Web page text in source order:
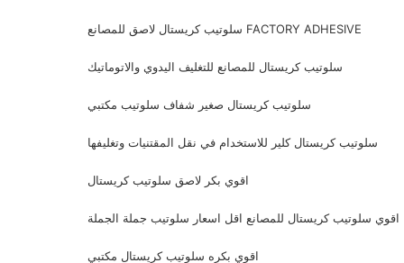
سلوتيب كريستال لاصق للمصانع FACTORY ADHESIVE
سلوتيب كريستال للمصانع للتغليف اليدوي والاتوماتيك
سلوتيب كريستال صغير شفاف سلوتيب مكتبي
سلوتيب كريستال كلير للاستخدام في نقل المقتنيات وتغليفها
اقوي بكر لاصق سلوتيب كريستال
اقوي سلوتيب كريستال للمصانع اقل اسعار سلوتيب جملة الجملة
اقوي بكره سلوتيب كريستال مكتبي